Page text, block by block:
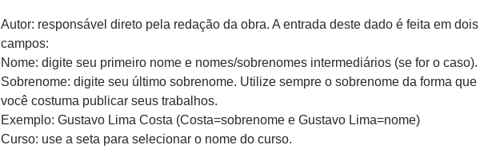
Autor: responsável direto pela redação da obra. A entrada deste dado é feita em dois
campos:
Nome: digite seu primeiro nome e nomes/sobrenomes intermediários (se for o caso).
Sobrenome: digite seu último sobrenome. Utilize sempre o sobrenome da forma que
você costuma publicar seus trabalhos.
Exemplo: Gustavo Lima Costa (Costa=sobrenome e Gustavo Lima=nome)
Curso: use a seta para selecionar o nome do curso.